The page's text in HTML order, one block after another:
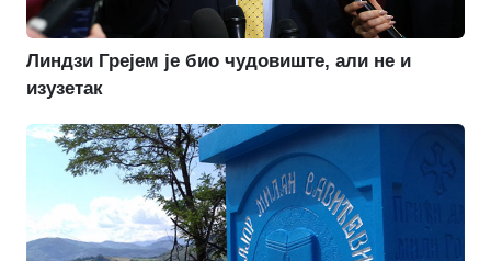
Линдзи Грејем је био чудовиште, али не и
изузетак